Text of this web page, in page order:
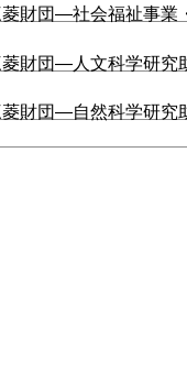
菱財団―社会福祉事業
菱財団―人文科学研究
菱財団―自然科学研究